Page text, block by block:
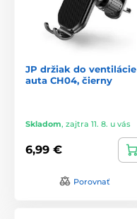
JP držiak do ventilácie
auta CH04, čierny
Skladom, zajtra 11. 8. u vás
6,99 €
Porovnať